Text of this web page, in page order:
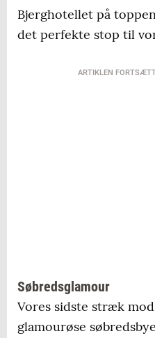
Bjerghotellet på
det perfekte stop til
ARTIKLEN
Søbredsglamour
Vores sidste stræk
glamourøse